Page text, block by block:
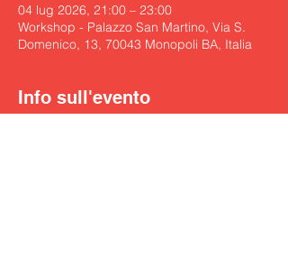
04 lug 2026, 21:00 – 23:00
Workshop - Palazzo San Martino, Via S.
Domenico, 13, 70043 Monopoli BA, Italia
Info sull'evento